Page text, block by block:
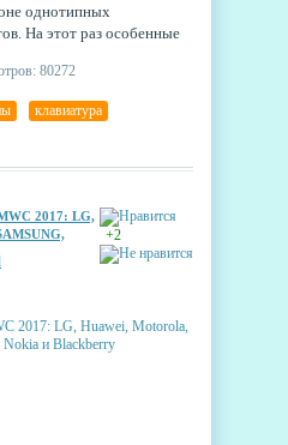
однотипных
На этот раз особенные
80272
клавиатура
+2
2017: LG,